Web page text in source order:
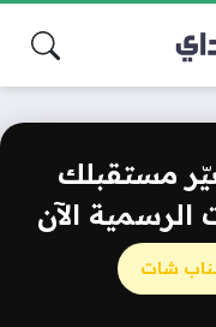
مستقبلك
الرسمية الآن
شات